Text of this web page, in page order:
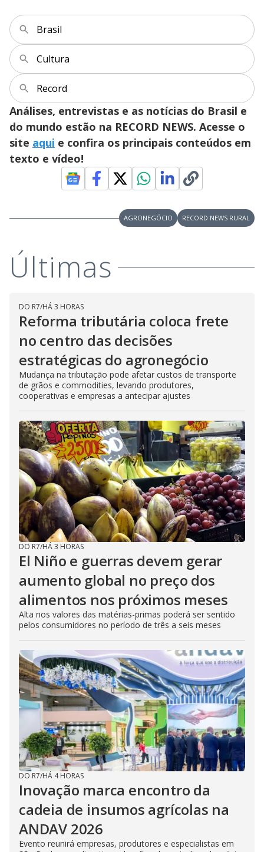
Brasil
Cultura
Record
Análises, entrevistas e as notícias do Brasil e
do mundo estão na RECORD NEWS. Acesse o
site aqui e confira os principais conteúdos em
texto e vídeo!
AGRONEGÓCIO RECORD NEWS RURAL
Últimas
DO R7/HÁ 3 HORAS
Reforma tributária coloca frete
no centro das decisões
estratégicas do agronegócio
Mudança na tributação pode afetar custos de transporte
de grãos e commodities, levando produtores,
cooperativas e empresas a antecipar ajustes
DO R7/HÁ 3 HORAS
El Niño e guerras devem gerar
aumento global no preço dos
alimentos nos próximos meses
Alta nos valores das matérias-primas poderá ser sentido
pelos consumidores no período de três a seis meses
DO R7/HÁ 4 HORAS
Inovação marca encontro da
cadeia de insumos agrícolas na
ANDAV 2026
Evento reunirá empresas, produtores e especialistas em